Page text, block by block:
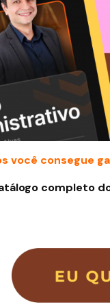
você consegue
completo